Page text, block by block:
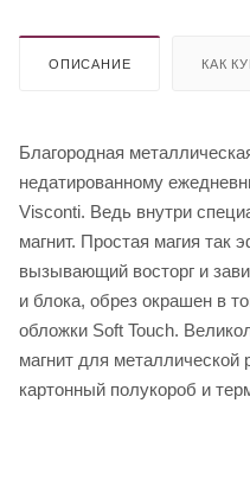
ОПИСАНИЕ КАК
Благородная
недатированному
Visconti. Ведь внутри
магнит. Простая магия так
вызывающий восторг и
и блока, обрез окрашен в
обложки Soft Touch.
магнит для металлической
картонный полукороб и